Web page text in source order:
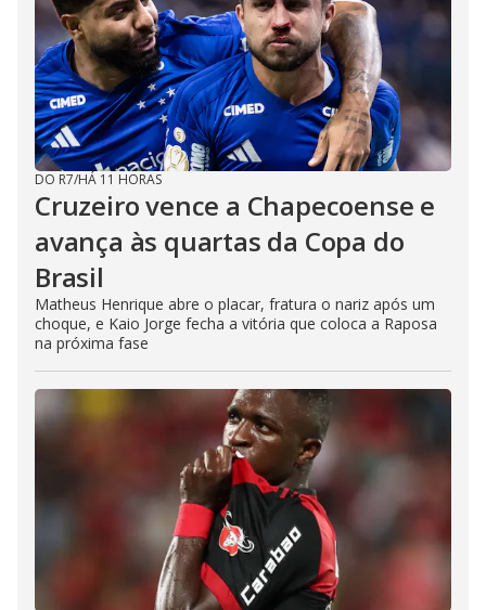
DO R7/HÁ 11 HORAS
Cruzeiro vence a Chapecoense e
avança às quartas da Copa do
Brasil
Matheus Henrique abre o placar, fratura o nariz após um
choque, e Kaio Jorge fecha a vitória que coloca a Raposa
na próxima fase